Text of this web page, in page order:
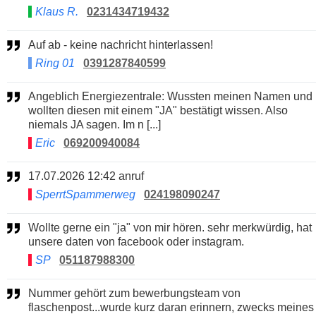
Klaus R.
0231434719432
Auf ab - keine nachricht hinterlassen!
Ring 01
0391287840599
Angeblich Energiezentrale: Wussten meinen Namen und
wollten diesen mit einem "JA" bestätigt wissen. Also
niemals JA sagen. Im n [...]
Eric
069200940084
17.07.2026 12:42 anruf
SperrtSpammerweg
024198090247
Wollte gerne ein "ja" von mir hören. sehr merkwürdig, hat
unsere daten von facebook oder instagram.
SP
051187988300
Nummer gehört zum bewerbungsteam von
flaschenpost...wurde kurz daran erinnern, zwecks meines